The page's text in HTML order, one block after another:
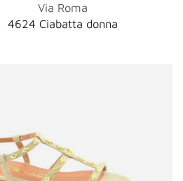
Via Roma
4624 Ciabatta donna